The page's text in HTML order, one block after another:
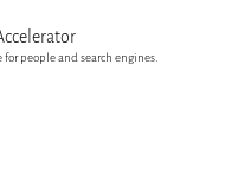
people and search engines.